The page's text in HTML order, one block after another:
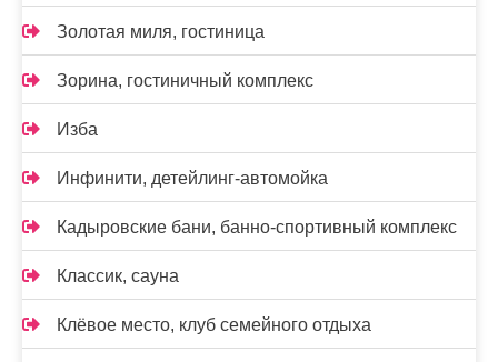
Золотая миля, гостиница
Зорина, гостиничный комплекс
Изба
Инфинити, детейлинг-автомойка
Кадыровские бани, банно-спортивный комплекс
Классик, сауна
Клёвое место, клуб семейного отдыха